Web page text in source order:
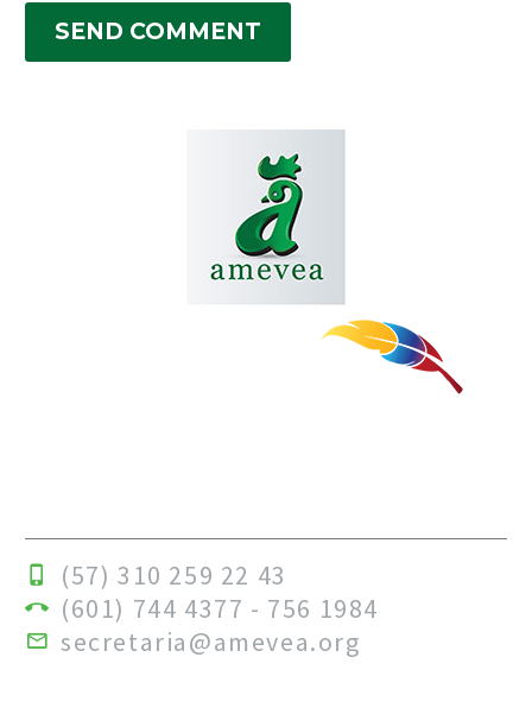
SEND COMMENT
(57) 310 259 22 43
(601) 744 4377 - 756 1984
secretaria@amevea.org